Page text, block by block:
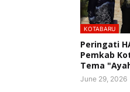
KOTABARU
Peringati
Pemkab
Tema
June 29, 2026